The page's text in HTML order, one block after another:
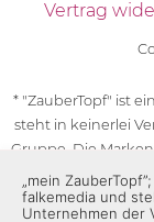
Vertrag
* "ZauberTopf" ist
steht in keinerlei
Gruppe. Die
des
der Vorwerk-
„mein
falkemedia und
Unternehmen der